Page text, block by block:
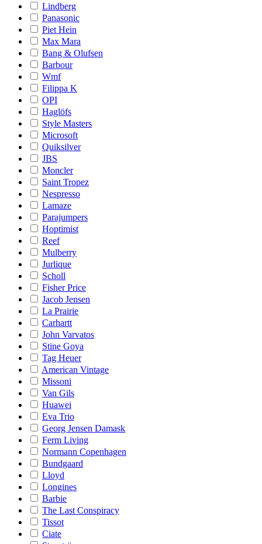
Lindberg
Panasonic
Piet Hein
Max Mara
Bang & Olufsen
Barbour
Wmf
Filippa K
OPI
Haglöfs
Style Masters
Microsoft
Quiksilver
JBS
Moncler
Saint Tropez
Nespresso
Lamaze
Parajumpers
Hoptimist
Reef
Mulberry
Jurlique
Scholl
Fisher Price
Jacob Jensen
La Prairie
Carhartt
John Varvatos
Stine Goya
Tag Heuer
American Vintage
Missoni
Van Gils
Huawei
Eva Trio
Georg Jensen Damask
Ferm Living
Normann Copenhagen
Bundgaard
Lloyd
Longines
Barbie
The Last Conspiracy
Tissot
Ciate